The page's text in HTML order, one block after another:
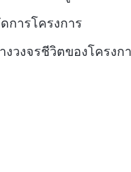
การโครงการ
วงจรชีวิตของโครงก